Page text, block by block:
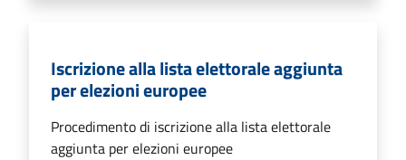
Iscrizione alla lista elettorale aggiunta
per elezioni europee
Procedimento di iscrizione alla lista elettorale
aggiunta per elezioni europee